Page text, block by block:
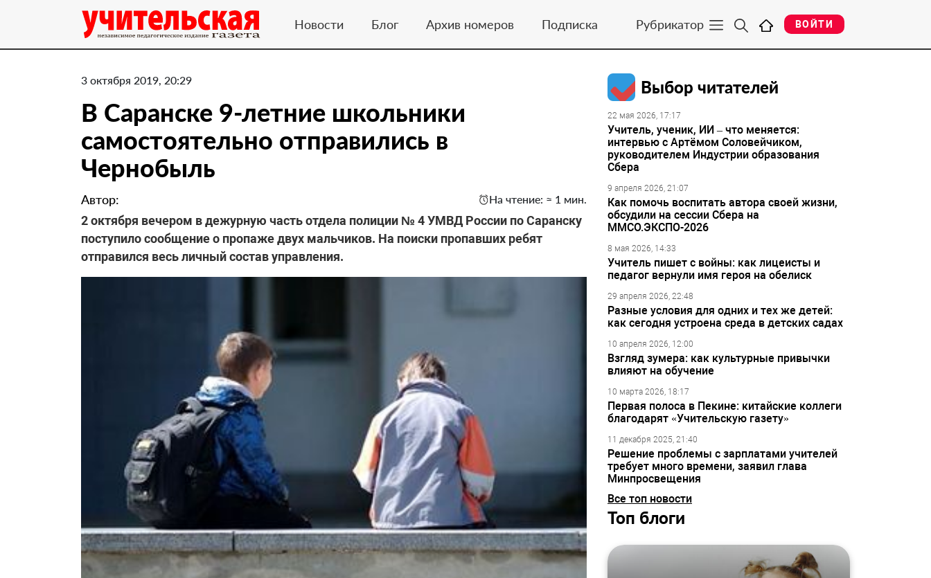
Новости Блог Архив номеров Подписка Рубрикатор ВОЙТИ
3 октября 2019, 20:29
В Саранске 9-летние школьники
самостоятельно отправились в
Чернобыль
Автор: На чтение: ≈ 1 мин.
2 октября вечером в дежурную часть отдела полиции № 4 УМВД России по Саранску
поступило сообщение о пропаже двух мальчиков. На поиски пропавших ребят
отправился весь личный состав управления.
Выбор читателей
22 мая 2026, 17:17
Учитель, ученик, ИИ – что меняется:
интервью с Артёмом Соловейчиком,
руководителем Индустрии образования
Сбера
9 апреля 2026, 21:07
Как помочь воспитать автора своей жизни,
обсудили на сессии Сбера на
ММСО.ЭКСПО-2026
8 мая 2026, 14:33
Учитель пишет с войны: как лицеисты и
педагог вернули имя героя на обелиск
29 апреля 2026, 22:48
Разные условия для одних и тех же детей:
как сегодня устроена среда в детских садах
10 апреля 2026, 12:00
Взгляд зумера: как культурные привычки
влияют на обучение
10 марта 2026, 18:17
Первая полоса в Пекине: китайские коллеги
благодарят «Учительскую газету»
11 декабря 2025, 21:40
Решение проблемы с зарплатами учителей
требует много времени, заявил глава
Минпросвещения
Все топ новости
Топ блоги